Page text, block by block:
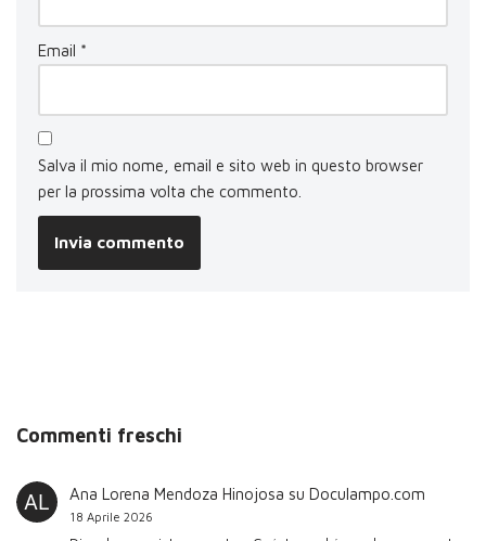
Email *
Salva il mio nome, email e sito web in questo browser
per la prossima volta che commento.
Commenti freschi
Ana Lorena Mendoza Hinojosa su Doculampo.com
18 Aprile 2026